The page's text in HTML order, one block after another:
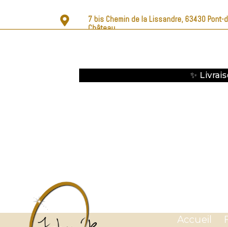

7 bis Chemin de la Lissandre, 63430 Pont-
Château
✨
Accueil